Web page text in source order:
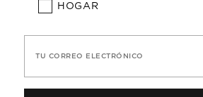
HOGAR
TU CORREO ELECTRÓNICO